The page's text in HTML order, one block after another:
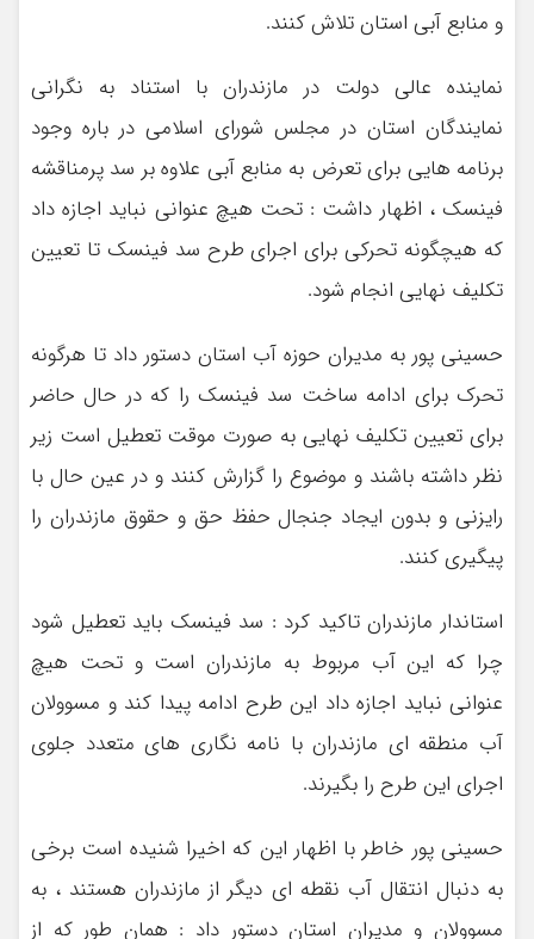
و منابع آبی استان تلاش کنند.
نماینده عالی دولت در مازندران با استناد به نگرانی
نمایندگان استان در مجلس شورای اسلامی در باره وجود
برنامه هایی برای تعرض به منابع آبی علاوه بر سد پرمناقشه
فینسک ، اظهار داشت : تحت هیچ عنوانی نباید اجازه داد
که هیچگونه تحرکی برای اجرای طرح سد فینسک تا تعیین
تکلیف نهایی انجام شود.
حسینی پور به مدیران حوزه آب استان دستور داد تا هرگونه
تحرک برای ادامه ساخت سد فینسک را که در حال حاضر
برای تعیین تکلیف نهایی به صورت موقت تعطیل است زیر
نظر داشته باشند و موضوع را گزارش کنند و در عین حال با
رایزنی و بدون ایجاد جنجال حفظ حق و حقوق مازندران را
پیگیری کنند.
استاندار مازندران تاکید کرد : سد فینسک باید تعطیل شود
چرا که این آب مربوط به مازندران است و تحت هیچ
عنوانی نباید اجازه داد این طرح ادامه پیدا کند و مسوولان
آب منطقه ای مازندران با نامه نگاری های متعدد جلوی
اجرای این طرح را بگیرند.
حسینی پور خاطر با اظهار این که اخیرا شنیده است برخی
به دنبال انتقال آب نقطه ای دیگر از مازندران هستند ، به
مسوولان و مدیران استان دستور داد : همان طور که از